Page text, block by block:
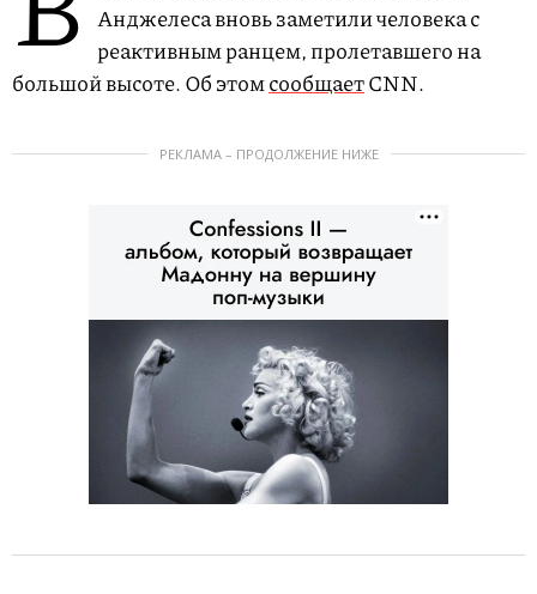
Анджелеса вновь заметили человека с
реактивным ранцем, пролетавшего на
большой высоте. Об этомсообщаетCNN.
РЕКЛАМА – ПРОДОЛЖЕНИЕ НИЖЕ